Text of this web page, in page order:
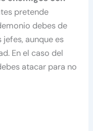
pretende
debes de
aunque es
En el caso del
atacar para no